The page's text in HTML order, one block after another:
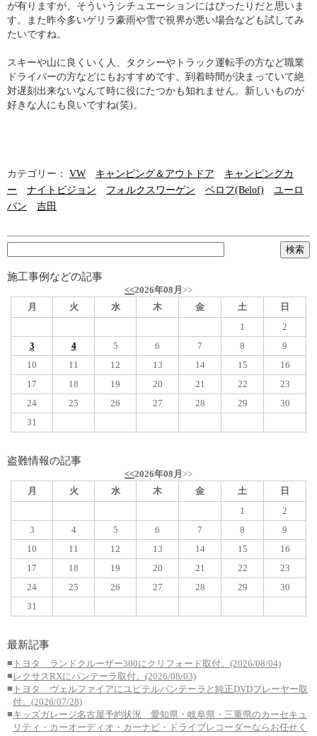
が有りますが、そういうシチュエーションにはぴったりだと思いま
す。また昨今多いゲリラ豪雨や雪で視界が悪い場合なども試してみ
たいですね。
スキーや山に良くいく人、タクシーやトラック運転手の方など職業
ドライバーの方などにもおすすめです。到着時間が決まっていて絶
対遅刻出来ないなんて時に役にたつかも知れません。新しいものが
好きな人にも良いですね(笑)。
カテゴリー： VW キャンピング＆アウトドア
キャンピングカ
ー
ナイトビジョン フォルクスワーゲン ベロフ(Belof)
ユーロ
バン
吉田
施工事例などの記事
<<2026年08月 >>
月
火 水 木 金 土
日
1
2
3
4 5 6 7 8
9
10
11 12 13 14 15
16
17
18 19 20 21 22
23
24
25 26 27 28 29
30
31
盗難情報の記事
<<2026年08月 >>
月
火 水 木 金 土
日
1
2
3
4 5 6 7 8
9
10
11 12 13 14 15
16
17
18 19 20 21 22
23
24
25 26 27 28 29
30
31
最新記事
■ トヨタ ランドクルーザー300にクリフォード取付。(2026/08/04)
■ レクサスRXにパンテーラ取付。(2026/08/03)
■ トヨタ ヴェルファイアにユピテルパンテーラと純正DVDプレーヤー取
付。(2026/07/28)
■キッズガレージ名古屋予約状況 愛知県・岐阜県・三重県のカーセキュ
リティ・カーオーディオ・カーナビ・ドライブレコーダーならお任せく